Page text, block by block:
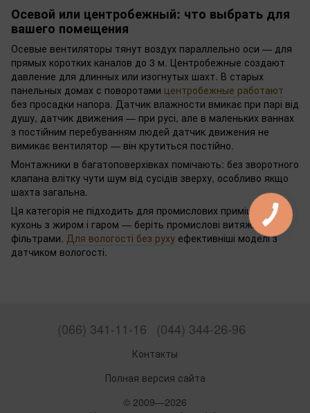
Осевой или центробежный: что выбрать для
вашего помещения
Осевые вентиляторы тянут воздух параллельно оси — для
прямых коротких каналов до 3 м. Центробежные создают
давление для длинных или изогнутых шахт. В старых
панельных домах с поворотами центробежные работают
без просадки напора. Датчик влажности вмикає при парі від
душу, датчик движения — при русі, але в маленьких ваннах
з постійним перебуванням людей датчик движения не
вимикає вентилятор — він крутиться постійно.
Монтажники в багатоповерхівках помічають: без зворотного
клапана влітку чути шум від сусідів зверху, особливо якщо
шахта загальна.
Ця категорія не підходить для промислових приміщень чи
кухонь з жиром і гаром — беріть промислові витяжки з
фільтрами. Для вологості без руху ефективніші моделі з
датчиком вологості.
(066) 341-11-16 (044) 344-26-96
Контакты
Полная версия сайта
© 2009—2026